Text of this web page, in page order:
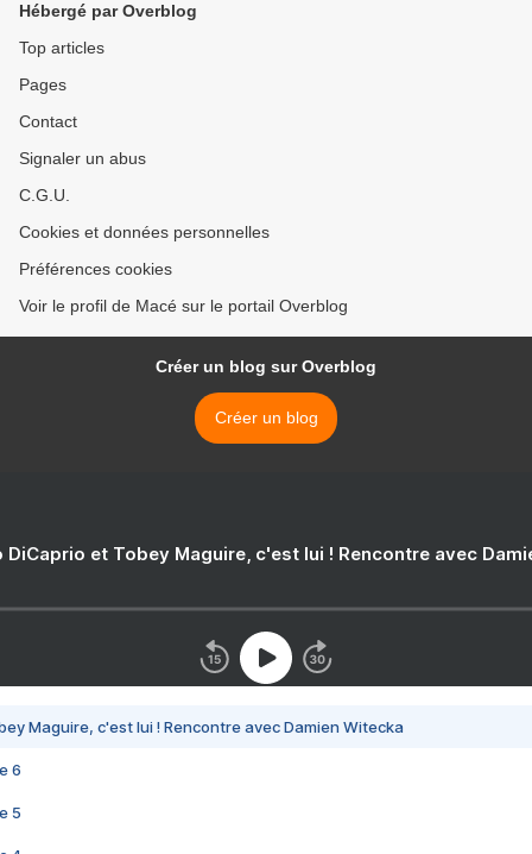
Hébergé par Overblog
Top articles
Pages
Contact
Signaler un abus
C.G.U.
Cookies et données personnelles
Préférences cookies
Voir le profil de Macé sur le portail Overblog
Créer un blog sur Overblog
Créer un blog
DiCaprio et Tobey Maguire, c'est lui ! Rencontre avec
Maguire, c'est lui ! Rencontre avec Damien Witecka
6
5